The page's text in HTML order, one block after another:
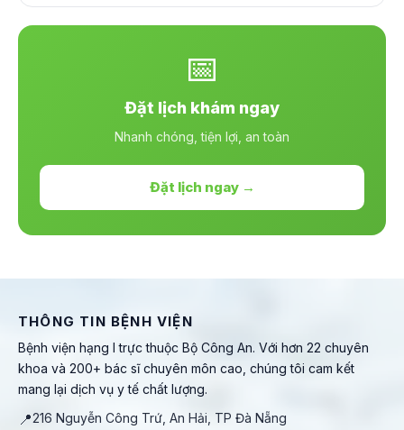
📅
Đặt lịch khám ngay
Nhanh chóng, tiện lợi, an toàn
Đặt lịch ngay →
THÔNG TIN BỆNH VIỆN
Bệnh viện hạng I trực thuộc Bộ Công An. Với hơn 22 chuyên
khoa và 200+ bác sĩ chuyên môn cao, chúng tôi cam kết
mang lại dịch vụ y tế chất lượng.
📍216 Nguyễn Công Trứ, An Hải, TP Đà Nẵng